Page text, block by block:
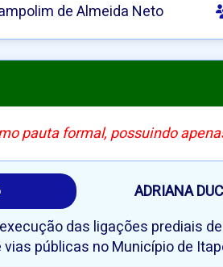
de Almeida Neto
pauta formal, possuindo
ADRIANA
das ligações prediais
públicas no Município de